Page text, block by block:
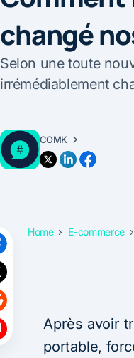
changé
Selon une toute
irrémédiablement
COMK
Home E-commerce
Après avoir
portable,